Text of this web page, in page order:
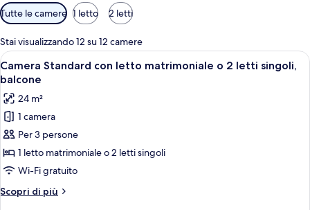
Filtri
disponibili
per
le
camere
Tutte le camere 1 letto 2 letti
Stai visualizzando 12 su 12 camere
Apri
tutte
le
foto
per
Camera
Standard
con
letto
matrimoniale
Una camera d'albergo con due letti,
4
Camera Standard con letto matrimoniale o 2 letti singoli,
balcone
24 m²
1 camera
Per 3 persone
1 letto matrimoniale o 2 letti singoli
Wi-Fi gratuito
Scopri di più
Altri